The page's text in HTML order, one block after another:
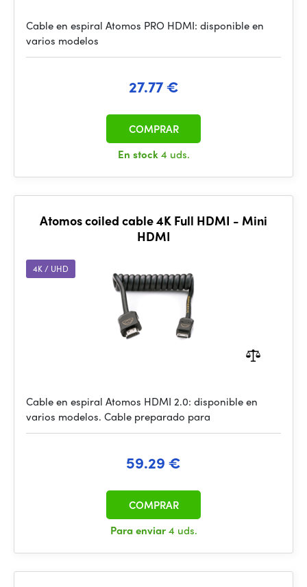
Cable en espiral Atomos PRO HDMI: disponible en
varios modelos
27.77 €
En stock4 uds.
COMPRAR
Atomos coiled cable 4K Full HDMI - Mini
HDMI
4K / UHD
Cable en espiral Atomos HDMI 2.0: disponible en
varios modelos. Cable preparado para
59.29 €
Para enviar4 uds.
COMPRAR